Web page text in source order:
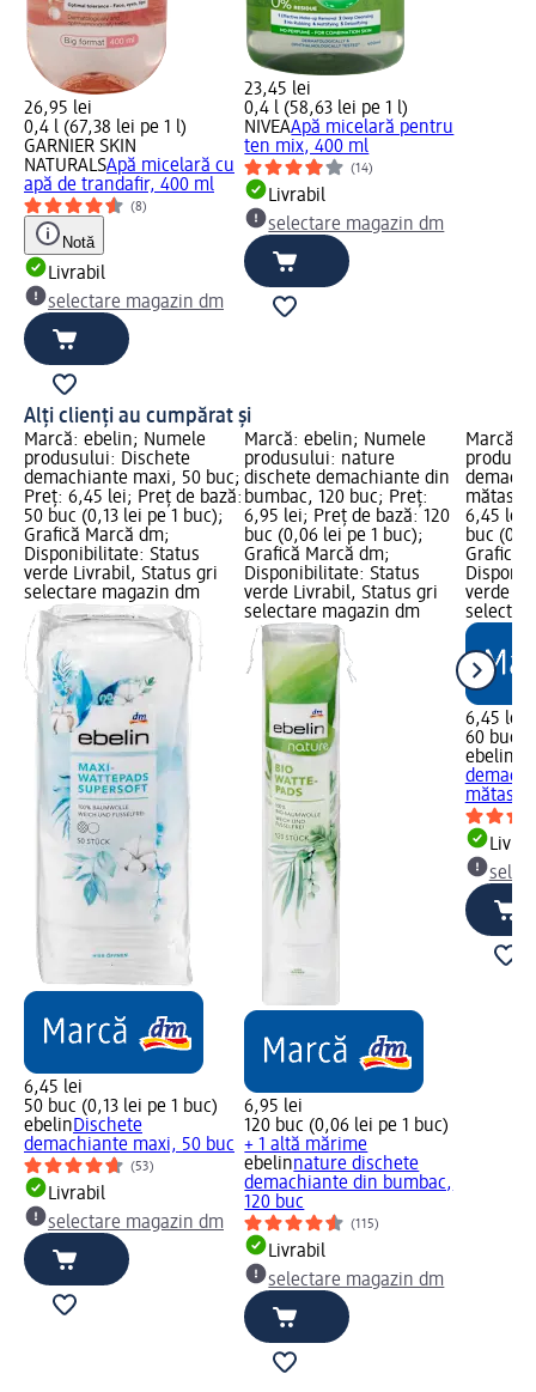
26,95 lei
0,4 l (67,38 lei pe 1 l)
GARNIER SKIN
NATURALSApă micelară cu
apă de trandafir, 400 ml
(8)
Notă
Livrabil
selectare magazin dm
23,45 lei
0,4 l (58,63 lei pe 1 l)
NIVEAApă micelară pentru
ten mix, 400 ml
(14)
Livrabil
selectare magazin dm
Alți clienți au cumpărat și
Marcă: ebelin; Numele
produsului: Dischete
demachiante maxi, 50 buc;
Preț: 6,45 lei; Preț de bază:
50 buc (0,13 lei pe 1 buc);
Grafică Marcă dm;
Disponibilitate: Status
verde Livrabil, Status gri
selectare magazin dm
6,45 lei
50 buc (0,13 lei pe 1 buc)
ebelinDischete
demachiante maxi, 50 buc
(53)
Livrabil
selectare magazin dm
Marcă: ebelin; Numele
produsului: nature
dischete demachiante din
bumbac, 120 buc; Preț:
6,95 lei; Preț de bază: 120
buc (0,06 lei pe 1 buc);
Grafică Marcă dm;
Disponibilitate: Status
verde Livrabil, Status gri
selectare magazin dm
6,95 lei
120 buc (0,06 lei pe 1 buc)
+ 1 altă mărime
ebelinnature dischete
demachiante din bumbac,
120 buc
(115)
Livrabil
selectare magazin dm
Marcă:
mătase,
6,45 lei;
buc
Grafică
verde
6,45 lei
60 buc
ebelin
mătase,